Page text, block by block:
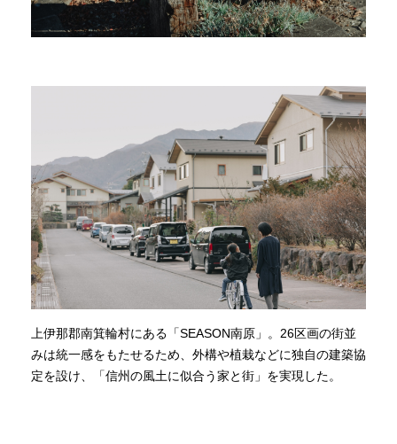
上伊那郡南箕輪村にある「SEASON南原」。26区画の街並
みは統一感をもたせるため、外構や植栽などに独自の建築協
定を設け、「信州の風土に似合う家と街」を実現した。